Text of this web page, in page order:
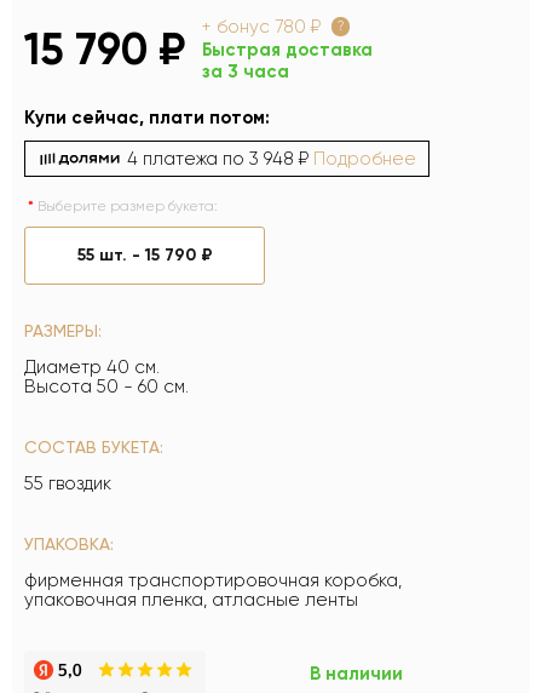
15 790 ₽ + бонус 780 ₽ ?
Быстрая доставка
за 3 часа
Купи сейчас, плати потом:
4 платежа по 3 948 ₽ Подробнее
Выберите размер букета:
55 шт. -15 790 ₽
РАЗМЕРЫ:
Диаметр 40 см.
Высота 50 - 60 см.
СОСТАВ БУКЕТА:
55 гвоздик
УПАКОВКА:
фирменная транспортировочная коробка,
упаковочная пленка, атласные ленты
В наличии